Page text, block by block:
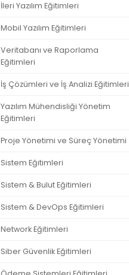
İleri Yazılım Eğitimleri
Mobil Yazılım Eğitimleri
Veritabanı ve Raporlama
Eğitimleri
İş Çözümleri ve İş Analizi Eğitimleri
Yazılım Mühendisliği Yönetim
Eğitimleri
Proje Yönetimi ve Süreç Yönetimi
Sistem Eğitimleri
Sistem & Bulut Eğitimleri
Sistem & DevOps Eğitimleri
Network Eğitimleri
Siber Güvenlik Eğitimleri